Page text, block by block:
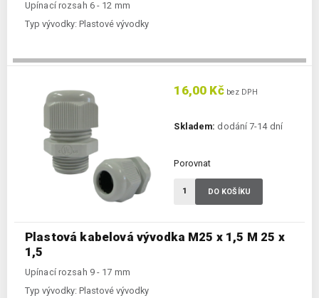
Upínací rozsah 6 - 12 mm
Typ vývodky: Plastové vývodky
Plastová kabelová vývodka M25 x 1,5 M 25 x
1,5
Upínací rozsah 9 - 17 mm
Typ vývodky: Plastové vývodky
16,00 Kčbez DPH
Skladem: dodání 7-14 dní
Porovnat
DO KOŠÍKU